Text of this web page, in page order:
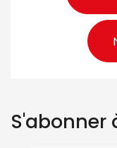
S'abonner